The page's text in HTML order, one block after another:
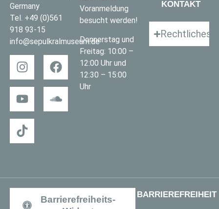
Germany
Tel. +49 (0)561
918 93-15
info@sepulkralmuseum.de
Voranmeldung
besucht werden!
Donnerstag und
Freitag: 10:00 –
12:00 Uhr und
12:30 – 15:00
Uhr
KONTAKT
Rechtliches
Barrierefreiheits-
BARRIEREFREIHEIT